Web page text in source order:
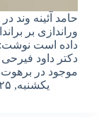
حامد آئینه وند
وراندازی بر
دکتر داود
موجود در
یکشنبه, ۲۵ آبان ۱۳۹۹ – ۱۱:۵۴